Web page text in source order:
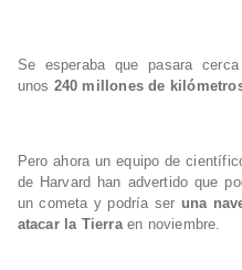
Se esperaba que pasara
unos 240 millones de
Pero ahora un equipo de
de Harvard han advertido que
un cometa y podría ser una
atacar la Tierra en noviembre.